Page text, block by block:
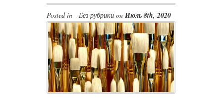
Posted in - Без рубрики on Июль 8th, 2020